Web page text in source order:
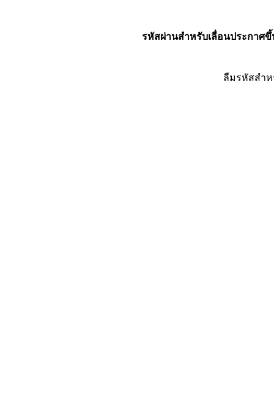
รหัสผ่านสำหรับเลื่อนประกาศขึ้
ลืมรหัสสำ